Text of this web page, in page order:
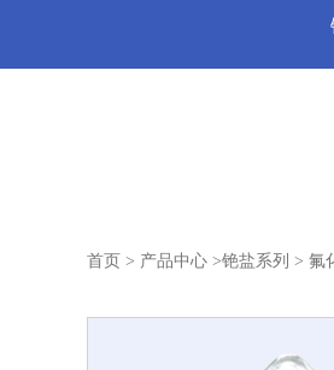
首页 > 产品中心 >铯盐系列 > 氟